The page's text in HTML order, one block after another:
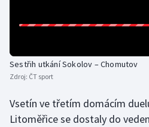
Olympijské hry
Plavání
Plážový volejbal
Sestřih utkání Sokolov – Chomutov
Zdroj: ČT sport
Vsetín ve třetím domácím
Litoměřice se dostaly do